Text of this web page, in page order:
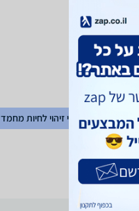
צרכים תגי זיהוי לחיות מחמד